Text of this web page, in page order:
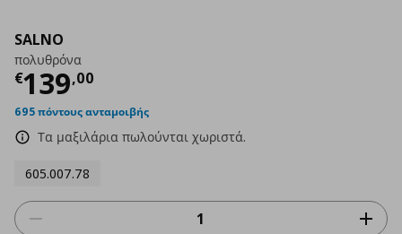
SALNO
πολυθρόνα
€139,00
Τρέχουσα τιμή
695 πόντους ανταμοιβής
Τα μαξιλάρια πωλούνται χωριστά.
605.007.78